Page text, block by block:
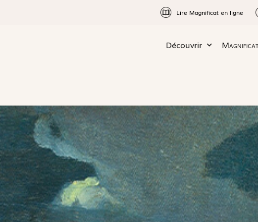
Lire Magnificat en ligne
Découvrir Magnificat